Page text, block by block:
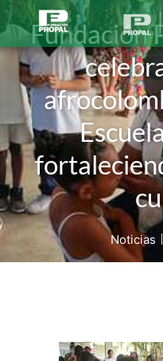
Fundación
Noticias